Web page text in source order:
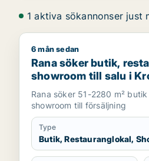
1 aktiva sökannonser just
Rana söker butik,
6 mån sedan
Rana söker butik,
showroom till salu i
Rana söker 51-2280 m²
showroom till försäljning
Type
Butik, Restauranglokal,